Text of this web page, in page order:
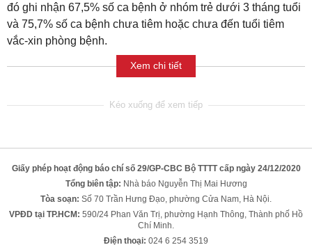
đó ghi nhận 67,5% số ca bệnh ở nhóm trẻ dưới 3 tháng tuổi
và 75,7% số ca bệnh chưa tiêm hoặc chưa đến tuổi tiêm
vắc-xin phòng bệnh.
Xem chi tiết
Giấy phép hoạt động báo chí số 29/GP-CBC Bộ TTTT cấp ngày 24/12/2020
Tổng biên tập: Nhà báo Nguyễn Thị Mai Hương
Tòa soạn: Số 70 Trần Hưng Đạo, phường Cửa Nam, Hà Nội.
VPĐD tại TP.HCM: 590/24 Phan Văn Trị, phường Hạnh Thông, Thành phố Hồ
Chí Minh.
Điện thoại: 024 6 254 3519